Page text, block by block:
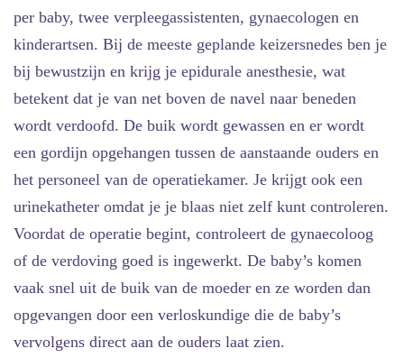
per baby, twee verpleegassistenten, gynaecologen en
kinderartsen. Bij de meeste geplande keizersnedes ben je
bij bewustzijn en krijg je epidurale anesthesie, wat
betekent dat je van net boven de navel naar beneden
wordt verdoofd. De buik wordt gewassen en er wordt
een gordijn opgehangen tussen de aanstaande ouders en
het personeel van de operatiekamer. Je krijgt ook een
urinekatheter omdat je je blaas niet zelf kunt controleren.
Voordat de operatie begint, controleert de gynaecoloog
of de verdoving goed is ingewerkt. De baby’s komen
vaak snel uit de buik van de moeder en ze worden dan
opgevangen door een verloskundige die de baby’s
vervolgens direct aan de ouders laat zien.